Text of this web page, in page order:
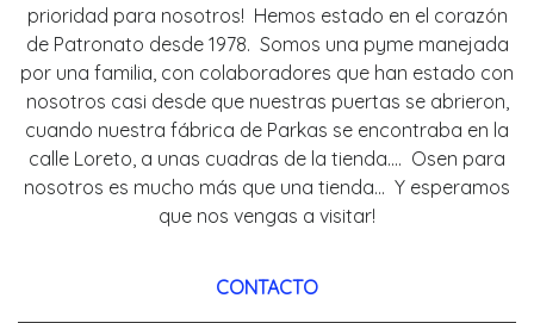
prioridad para nosotros! Hemos estado en el corazón
de Patronato desde 1978. Somos una pyme manejada
por una familia, con colaboradores que han estado con
nosotros casi desde que nuestras puertas se abrieron,
cuando nuestra fábrica de Parkas se encontraba en la
calle Loreto, a unas cuadras de la tienda.... Osen para
nosotros es mucho más que una tienda... Y esperamos
que nos vengas a visitar!
CONTACTO